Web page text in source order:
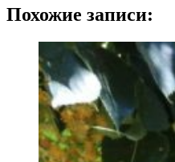
Похожие записи: